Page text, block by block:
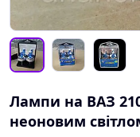
Лампи на ВАЗ
неоновим